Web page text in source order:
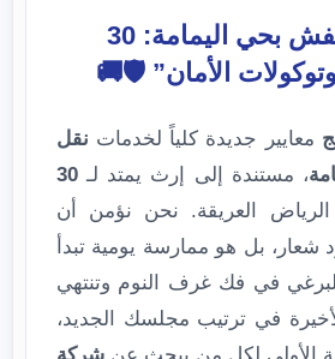
شركة نقل عفش بحي اليمامة: 30
الأمان” 🛡️🚚
معايير جديدة كلياً لخدمات نقل
، مستندة إلى إرث يمتد لـ 30
العريقة. نحن نؤمن أن
شعار، بل هو ممارسة يومية تبدأ
في فك غرف النوم وتنتهي
في ترتيب مجلسك الجديد،